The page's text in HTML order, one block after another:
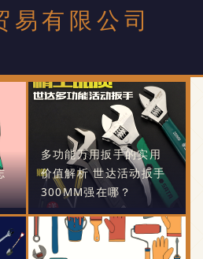
易有限公司
多功能万用扳手的实用
价值解析 世达活动扳手
300MM强在哪？